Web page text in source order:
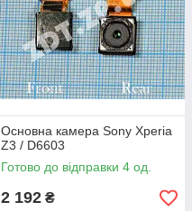
Основна камера Sony Xperia
Z3 / D6603
Готово до відправки 4 од.
2 192 ₴